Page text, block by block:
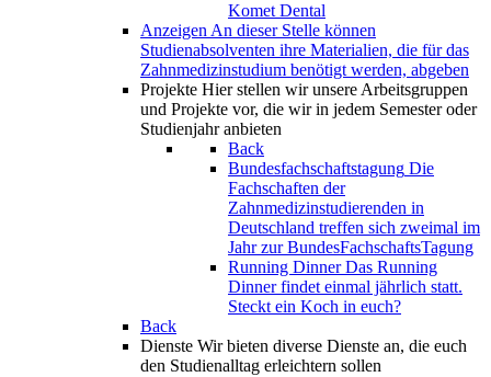
Komet Dental
AnzeigenAn dieser Stelle können
Studienabsolventen ihre Materialien, die für das
Zahnmedizinstudium benötigt werden, abgeben
Projekte Hier stellen wir unsere Arbeitsgruppen
und Projekte vor, die wir in jedem Semester oder
Studienjahr anbieten
Back
Bundesfachschaftstagung Die
Fachschaften der
Zahnmedizinstudierenden in
Deutschland treffen sich zweimal im
Jahr zur BundesFachschaftsTagung
Running Dinner Das Running
Dinner findet einmal jährlich statt.
Steckt ein Koch in euch?
Back
Dienste Wir bieten diverse Dienste an, die euch
den Studienalltag erleichtern sollen